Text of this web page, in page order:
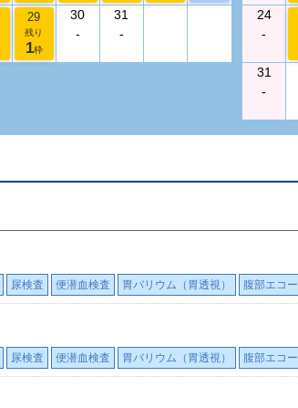
29
残り
1枠
30
-
31
-
24
-
31
-
尿検査 便潜血検査 胃バリウム（胃透視） 腹部エコー
尿検査 便潜血検査 胃バリウム（胃透視） 腹部エコー